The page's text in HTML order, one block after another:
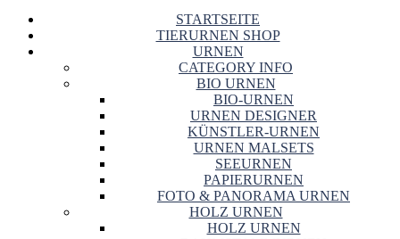
STARTSEITE
TIERURNEN SHOP
URNEN
CATEGORY INFO
BIO URNEN
BIO-URNEN
URNEN DESIGNER
KÜNSTLER-URNEN
URNEN MALSETS
SEEURNEN
PAPIERURNEN
FOTO & PANORAMA URNEN
HOLZ URNEN
HOLZ URNEN